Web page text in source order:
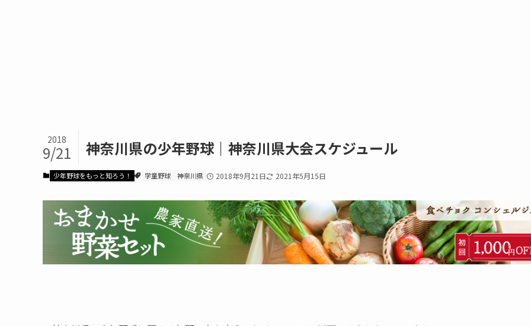
神奈川県の少年野球｜神奈川県大会スケジュール
2018
9/21
少年野球をもっと知ろう！ 学童野球 神奈川県 2018年9月21日 2021年5月15日